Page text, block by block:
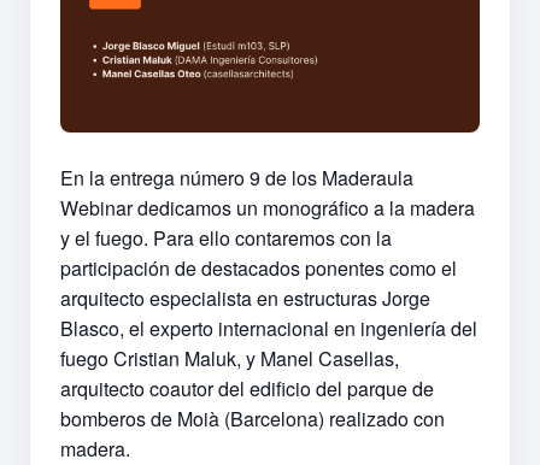
En la entrega número 9 de los Maderaula
Webinar dedicamos un monográfico a la madera
y el fuego. Para ello contaremos con la
participación de destacados ponentes como el
arquitecto especialista en estructuras Jorge
Blasco, el experto internacional en ingeniería del
fuego Cristian Maluk, y Manel Casellas,
arquitecto coautor del edificio del parque de
bomberos de Moià (Barcelona) realizado con
madera.